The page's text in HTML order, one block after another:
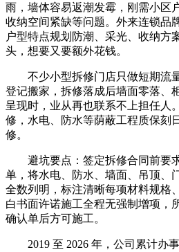
雨，墙体容易返潮发霉，刚需小区
收纳空间紧缺等问题。外来连锁品
户型特点规划防潮、采光、收纳方
头，想要又要额外花钱。
不少小型拆修门店只做短期流
登记搬家，拆修落成后墙面零落、
呈现时，业从再也联系不上担任人
修，水电、防水等荫蔽工程质保刻
修。
避坑要点：签定拆修合同前要
单，将水电、防水、墙面、吊顶、
全数列明，标注清晰每项材料规格
白书面许诺施工全程无强制增项，
确认单后方可施工。
2019 至 2026 年，公司累计办事